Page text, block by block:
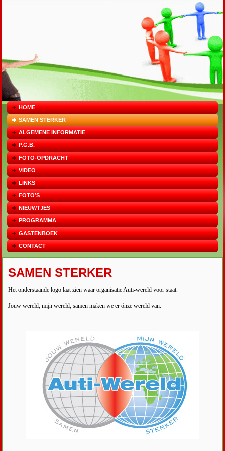
HOME
SAMEN STERKER
ALGEMENE INFORMATIE
P.G.B.
FOTO-OPDRACHT
VIDEO
LINKS
FOTO’S
NIEUWTJES
PROGRAMMA
GASTENBOEK
CONTACT
SAMEN STERKER
Het onderstaande logo laat zien waar organisatie Auti-wereld voor staat.
Jouw wereld, mijn wereld, samen maken we er ónze wereld van.